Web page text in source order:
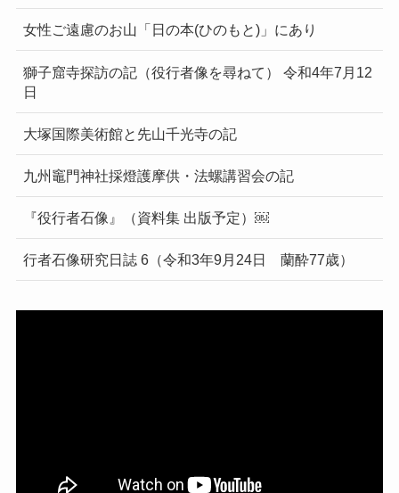
女性ご遠慮のお山「日の本(ひのもと)」にあり
獅子窟寺探訪の記（役行者像を尋ねて） 令和4年7月12
日
大塚国際美術館と先山千光寺の記
九州竈門神社採燈護摩供・法螺講習会の記
『役行者石像』（資料集 出版予定）￼
行者石像研究日誌 6（令和3年9月24日 蘭酔77歳）